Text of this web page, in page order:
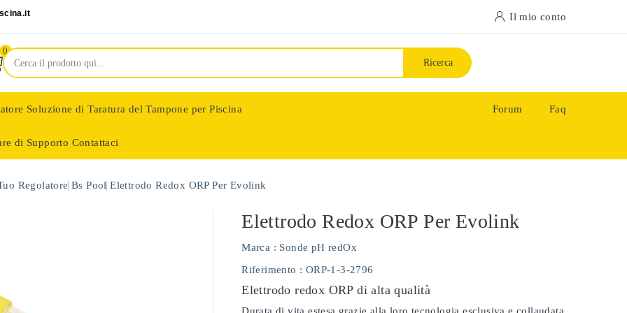
Il mio conto
0
Ricerca
Soluzione di Taratura del Tampone per Piscina
di Supporto Contattaci
Forum Faq
Regolatore Bs Pool Elettrodo Redox ORP Per Evolink
Elettrodo Redox ORP Per Evolink
Marca : Sonde pH redOx
Riferimento : ORP-1-3-2796
Elettrodo redox ORP di alta qualità